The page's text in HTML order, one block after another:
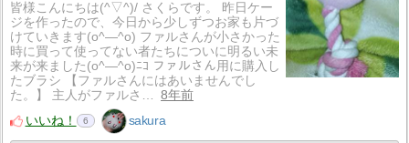
皆様こんにちは(^▽^)/ さくらです。 昨日ケー
ジを作ったので、今日から少しずつお家も片づ
けていきます(o^―^o) ファルさんが小さかった
時に買って使ってない者たちについに明るい未
来が来ました(o^―^o)ﾆｺ ファルさん用に購入し
たブラシ 【ファルさんにはあいませんでし
た。】 主人がファルさ…
8年前
いいね！
6 sakura